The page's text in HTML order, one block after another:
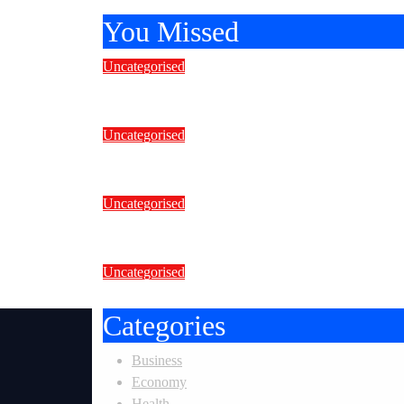
You Missed
Uncategorised
Uncategorised
Uncategorised
Uncategorised
Categories
Business
Economy